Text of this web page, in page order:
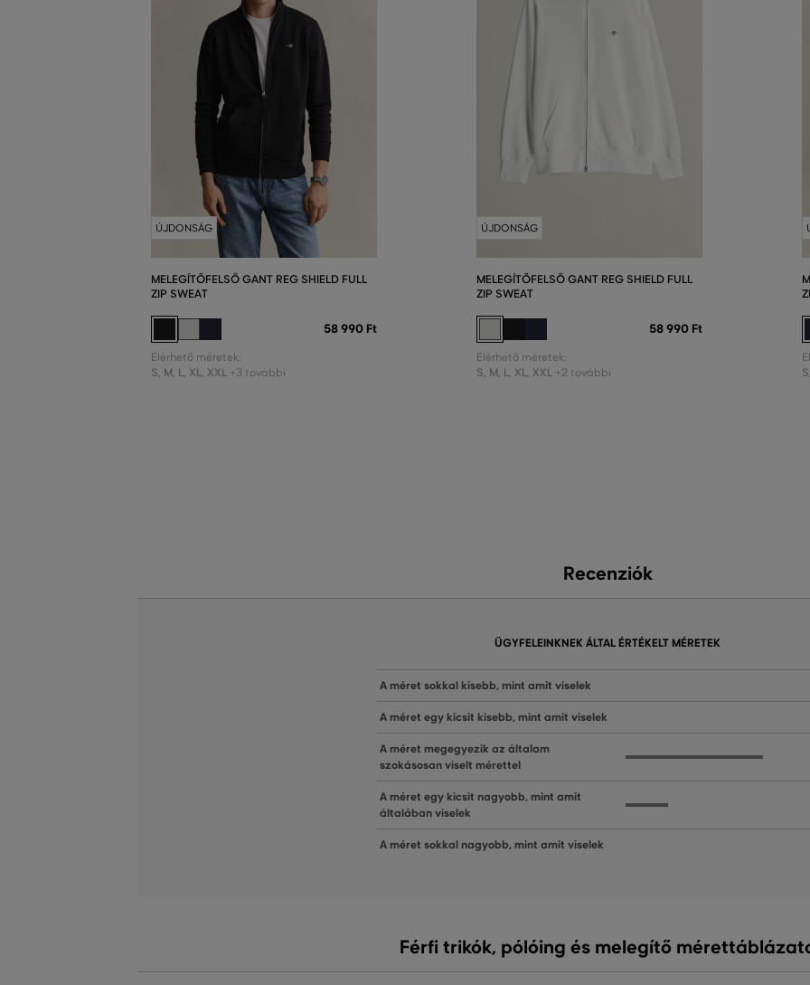
ÚJDONSÁG
MELEGÍTŐFELSŐ GANT REG SHIELD FULL
ZIP SWEAT
58 990 Ft
Elérhető méretek:
S, M, L, XL, XXL +3 további
ÚJDONSÁG
MELEGÍTŐFELSŐ GANT REG SHIELD FULL
ZIP SWEAT
58 990 Ft
Elérhető méretek:
S, M, L, XL, XXL +2 további S
Recenziók
ÜGYFELEINKNEK ÁLTAL ÉRTÉKELT MÉRETEK
A méret sokkal kisebb, mint amit viselek
A méret egy kicsit kisebb, mint amit viselek
A méret megegyezik az általam
szokásosan viselt mérettel
A méret egy kicsit nagyobb, mint amit
általában viselek
A méret sokkal nagyobb, mint amit viselek
Férfi trikók, pólóing és melegítő